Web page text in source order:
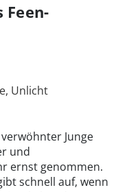
Feen-
Unlicht
Junge
und
ernst genommen.
schnell auf, wenn